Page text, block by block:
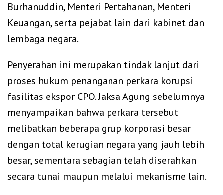
Burhanuddin, Menteri Pertahanan, Menteri
Keuangan, serta pejabat lain dari kabinet dan
lembaga negara.
Penyerahan ini merupakan tindak lanjut dari
proses hukum penanganan perkara korupsi
fasilitas ekspor CPO. Jaksa Agung sebelumnya
menyampaikan bahwa perkara tersebut
melibatkan beberapa grup korporasi besar
dengan total kerugian negara yang jauh lebih
besar, sementara sebagian telah diserahkan
secara tunai maupun melalui mekanisme lain.